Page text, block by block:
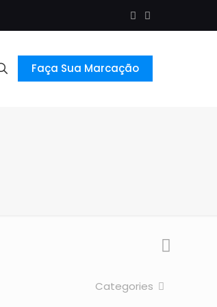
Faça Sua Marcação
Categories